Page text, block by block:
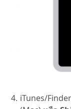
iTunes/